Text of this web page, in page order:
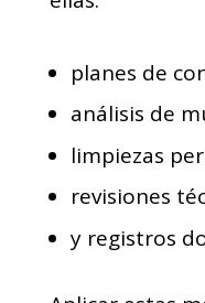
planes de
análisis de
limpiezas
revisiones
y registros